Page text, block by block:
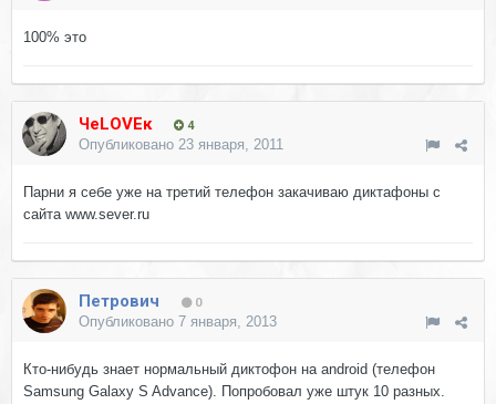
100% это
ЧеLOVEк 4
Опубликовано 23 января, 2011
Парни я себе уже на третий телефон закачиваю диктафоны с
сайта www.sever.ru
Петрович 0
Опубликовано 7 января, 2013
Кто-нибудь знает нормальный диктофон на android (телефон
Samsung Galaxy S Advance). Попробовал уже штук 10 разных.